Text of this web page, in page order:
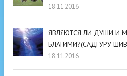
18.11.2016
ЯВЛЯЮТСЯ ЛИ ДУШИ И
БЛАГИМИ?(САДГУРУ
18.11.2016